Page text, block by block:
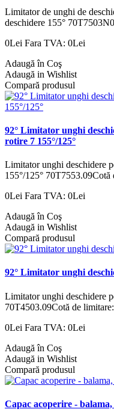
Limitator de unghi de
deschidere 155°
0Lei Fara TVA: 0Lei
Adaugă în Coş
Adaugă in Wishlist
Compară produsul
92° Limitator unghi
rotire 7 155°/125°
Limitator unghi deschidere
155°/125° 70T7553.09Cotă
0Lei Fara TVA: 0Lei
Adaugă în Coş
Adaugă in Wishlist
Compară produsul
92° Limitator unghi
Limitator unghi deschidere
70T4503.09Cotă de
0Lei Fara TVA: 0Lei
Adaugă în Coş
Adaugă in Wishlist
Compară produsul
Capac acoperire -